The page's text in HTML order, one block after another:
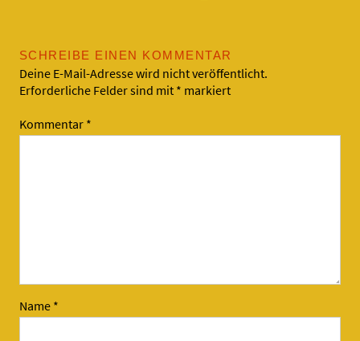
SCHREIBE EINEN KOMMENTAR
Deine E-Mail-Adresse wird nicht veröffentlicht.
Erforderliche Felder sind mit * markiert
Kommentar *
Name *